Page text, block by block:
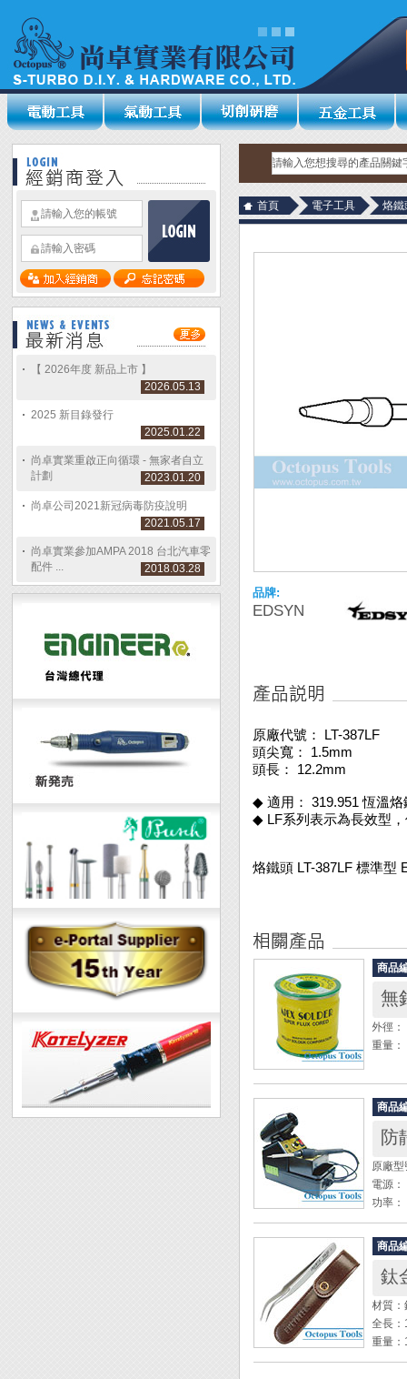
【 2026年度 新品上市 】
2026.05.13
2025 新目錄發行
2025.01.22
尚卓實業重啟正向循環 - 無家者自立
計劃
2023.01.20
尚卓公司2021新冠病毒防疫說明
2021.05.17
尚卓實業參加AMPA 2018 台北汽車零
配件 ...
2018.03.28
首頁 電子工具 烙鐵
品牌:
EDSYN
原廠代號： LT-387LF
頭尖寬： 1.5mm
頭長： 12.2mm
◆ 適用： 319.951 恆溫烙
◆ LF系列表示為長效型
烙鐵頭 LT-387LF 標準型
商品
無
外徑
重量
◆ 使用
烙鐵
商品
防
原廠
電源
功率
發熱
溫度
溫度
重量
◆ 產品
◆ 防靜
◆ 烙鐵
商品
材質
全長
重量